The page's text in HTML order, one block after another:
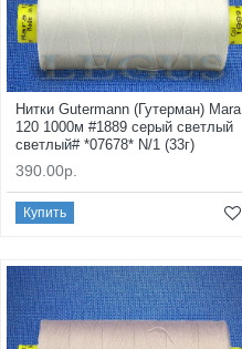
Нитки Gutermann (Гутерман) Mara
120 1000м #1889 серый светлый
светлый# *07678* N/1 (33г)
390.00р.
Купить